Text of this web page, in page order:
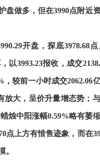
盘做多，但在3990点附近
开盘，探底3978.68
以3993.23报收，成交
，较前一小时成交2062.06
放大，呈价升量增态势；
烛中阳涨幅0.59%略有萎
点上方有惜售迹象，而在
。